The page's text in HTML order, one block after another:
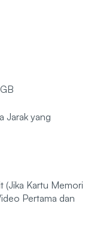
Jarak yang
(Jika Kartu Memori
Pertama dan